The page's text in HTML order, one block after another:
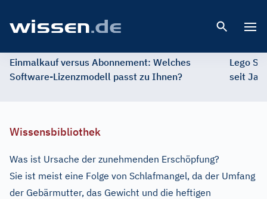
Einmalkauf versus Abonnement: Welches
Software-Lizenzmodell passt zu Ihnen?
Lego
seit
Wissensbibliothek
Was ist Ursache der zunehmenden Erschöpfung?
Sie ist meist eine Folge von Schlafmangel, da der Umfang
der Gebärmutter, das Gewicht und die heftigen